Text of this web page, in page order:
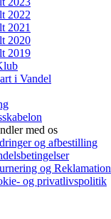
2022
2021
2020
2019
i Vandel
med os
og afbestilling
og Reklamation
og privatlivspolitik